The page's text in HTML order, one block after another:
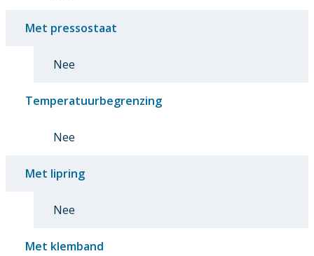
Met pressostaat
Nee
Temperatuurbegrenzing
Nee
Met lipring
Nee
Met klemband